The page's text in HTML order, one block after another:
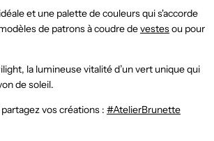
et une palette de couleurs qui s'accorde
de patrons à coudre devestesou pour
la lumineuse vitalité d’un vert unique qui
de soleil.
vos créations : #AtelierBrunette